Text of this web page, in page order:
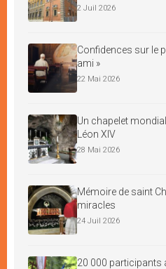
2 Juil 2026
Confidences sur le
ami »
22 Mai 2026
Un chapelet
Léon XIV
28 Mai 2026
Mémoire de saint
miracles
24 Juil 2026
20 000 participants